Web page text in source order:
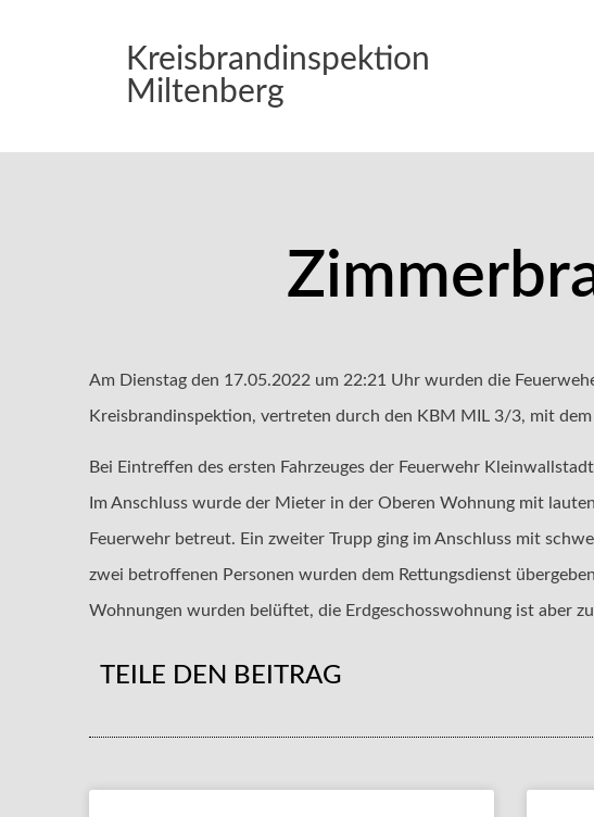
Kreisbrandinspektion
Miltenberg
Am Dienstag den 17.05.2022 um 22:21 Uhr wurden die
Kreisbrandinspektion, vertreten durch den KBM MIL 3/3, mit
Bei Eintreffen des ersten Fahrzeuges der Feuerwehr
Im Anschluss wurde der Mieter in der Oberen Wohnung mit
Feuerwehr betreut. Ein zweiter Trupp ging im Anschluss mit
zwei betroffenen Personen wurden dem Rettungsdienst
Wohnungen wurden belüftet, die Erdgeschosswohnung ist aber
TEILE DEN BEITRAG